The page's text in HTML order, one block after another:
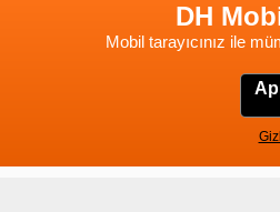
DH
Mobil tarayıcınız ile